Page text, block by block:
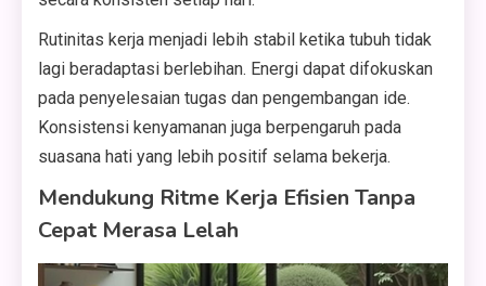
Rutinitas kerja menjadi lebih stabil ketika tubuh tidak
lagi beradaptasi berlebihan. Energi dapat difokuskan
pada penyelesaian tugas dan pengembangan ide.
Konsistensi kenyamanan juga berpengaruh pada
suasana hati yang lebih positif selama bekerja.
Mendukung Ritme Kerja Efisien Tanpa
Cepat Merasa Lelah